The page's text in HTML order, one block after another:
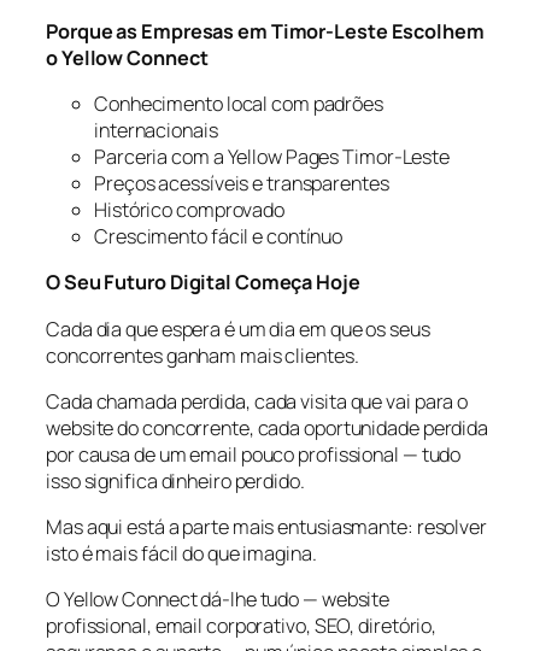
Porque as Empresas em Timor-Leste Escolhem
o Yellow Connect
Conhecimento local com padrões
internacionais
Parceria com a Yellow Pages Timor-Leste
Preços acessíveis e transparentes
Histórico comprovado
Crescimento fácil e contínuo
O Seu Futuro Digital Começa Hoje
Cada dia que espera é um dia em que os seus
concorrentes ganham mais clientes.
Cada chamada perdida, cada visita que vai para o
website do concorrente, cada oportunidade perdida
por causa de um email pouco profissional — tudo
isso significa dinheiro perdido.
Mas aqui está a parte mais entusiasmante: resolver
isto é mais fácil do que imagina.
O Yellow Connect dá-lhe tudo — website
profissional, email corporativo, SEO, diretório,